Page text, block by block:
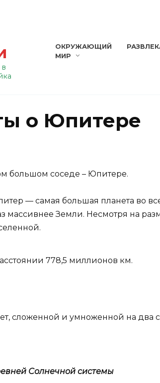
ОКРУЖАЮЩИЙ
МИР
о Юпитере
большом соседе – Юпитере.
— самая большая планета во
массивнее Земли. Несмотря на
778,5 миллионов км.
сложенной и умноженной на два
Солнечной системы